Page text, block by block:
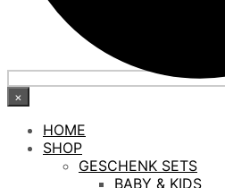
×
HOME
SHOP
GESCHENK SETS
BABY & KIDS